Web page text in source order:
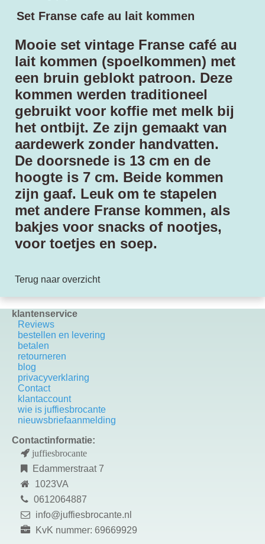
Set Franse cafe au lait kommen
Mooie set vintage Franse café au
lait kommen (spoelkommen) met
een bruin geblokt patroon. Deze
kommen werden traditioneel
gebruikt voor koffie met melk bij
het ontbijt. Ze zijn gemaakt van
aardewerk zonder handvatten.
De doorsnede is 13 cm en de
hoogte is 7 cm. Beide kommen
zijn gaaf. Leuk om te stapelen
met andere Franse kommen, als
bakjes voor snacks of nootjes,
voor toetjes en soep.
Terug naar overzicht
klantenservice
Reviews
bestellen en levering
betalen
retourneren
blog
privacyverklaring
Contact
k lantaccount
wie is juffiesbrocante
nieuwsbriefaanmelding
Contactinformatie:
juffiesbrocante
Edammerstraat 7
1023VA
0612064887
info@juffiesbrocante.nl
KvK nummer: 69669929